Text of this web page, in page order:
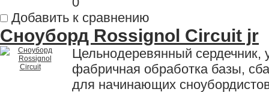
Добавить к сравнению
Сноуборд Rossignol Circuit jr
Цельнодеревянный
фабричная обработка базы,
для начинающих